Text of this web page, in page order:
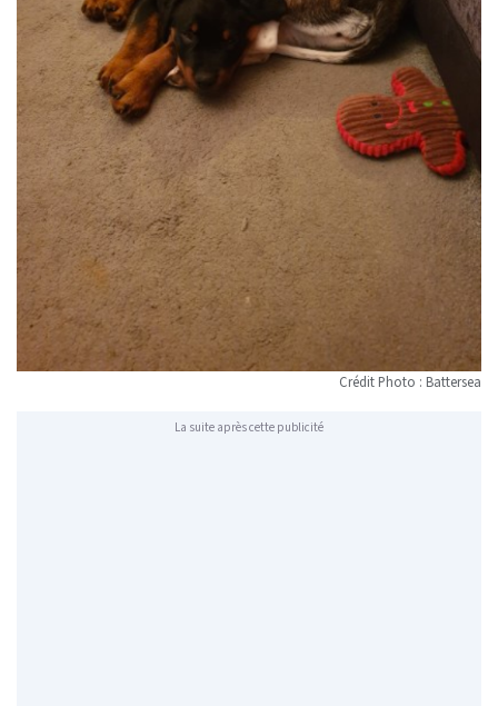
Crédit Photo : Battersea
La suite après cette publicité